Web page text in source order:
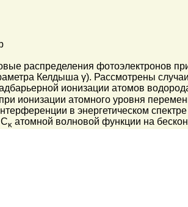
распределения фотоэлектронов
Келдыша γ). Рассмотрены
ионизации атомов
ионизации атомного уровня
в энергетическом
κ атомной волновой функции на